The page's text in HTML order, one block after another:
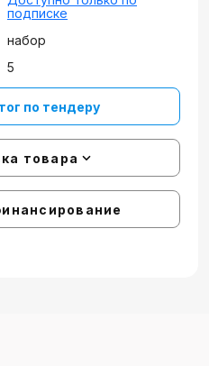
подписке
набор
5
по тендеру
товара